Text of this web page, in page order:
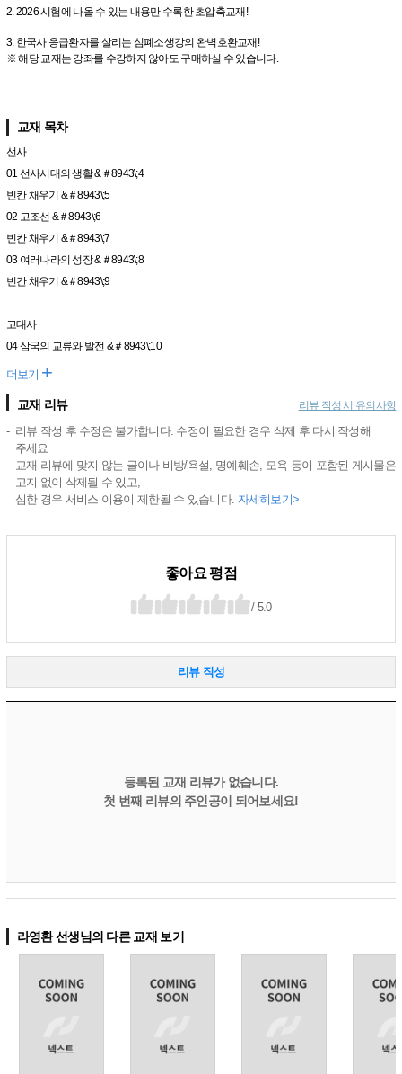
2. 2026 시험에 나올 수 있는 내용만 수록한 초압축교재!
3. 한국사 응급환자를 살리는 심폐소생강의 완벽호환교재!
※ 해당 교재는 강좌를 수강하지 않아도 구매하실 수 있습니다.
교재 목차
선사
01 선사시대의 생활 &＃8943\;4
빈칸 채우기 &＃8943\;5
02 고조선 &＃8943\;6
빈칸 채우기 &＃8943\;7
03 여러나라의 성장 &＃8943\;8
빈칸 채우기 &＃8943\;9
고대사
04 삼국의 교류와 발전 &＃8943\;10
더보기 +
교재 리뷰 리뷰 작성 시 유의사항
리뷰 작성 후 수정은 불가합니다. 수정이 필요한 경우 삭제 후 다시 작성해
주세요
교재 리뷰에 맞지 않는 글이나 비방/욕설, 명예훼손, 모욕 등이 포함된 게시물은
고지 없이 삭제될 수 있고,
심한 경우 서비스 이용이 제한될 수 있습니다. 자세히보기>
좋아요 평점
/ 5.0
리뷰 작성
등록된 교재 리뷰가 없습니다.
첫 번째 리뷰의 주인공이 되어보세요!
라영환 선생님의 다른 교재 보기